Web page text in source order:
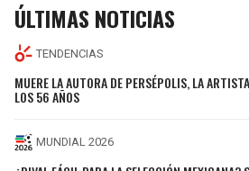
ÚLTIMAS NOTICIAS
TENDENCIAS
MUERE LA AUTORA DE PERSÉPOLIS, LA
LOS 56 AÑOS
MUNDIAL 2026